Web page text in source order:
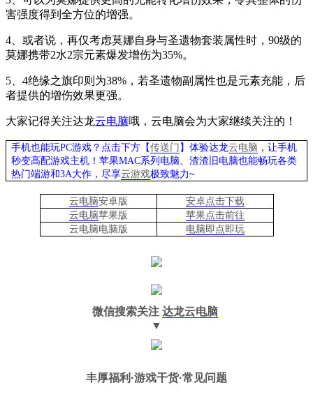
害强度得到全方位的增强。
4 、或者说，再仅考虑莫娜自身与圣遗物套装属性时， 90级的
莫娜携带2水2宗元素爆发增伤为35%。
5 4绝缘之旗印则为38% ，若圣遗物副属性也是元素充能，后
者提供的增伤效果更强。
大家记得关注达龙云电脑哦，云电脑会为大家继续关注的！
手机也能玩PC游戏？点击下方【传送门 】体验达龙云电脑 ，让手机
秒变高配游戏主机 ！苹果MAC系列电脑、渣渣旧电脑也能畅玩各类
热门端游和3A大作， 尽享云游戏极致魅力~
云电脑安卓版
安卓点击下载
云电脑苹果版
苹果点击前往
云电脑电脑 版 电脑即点即玩
微信搜索关注 达龙云电脑
▼
丰厚福利 ·游戏干货·常见问题